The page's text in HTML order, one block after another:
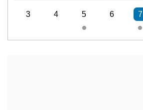
3 4 5 6 7